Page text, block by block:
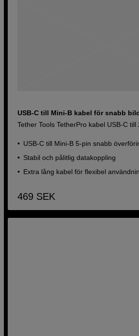
USB-C till Mini-B kabel för snabb
Tether Tools TetherPro kabel USB-C
USB-C till Mini-B 5-pin snabb
Stabil och pålitlig datakoppling
Extra lång kabel för flexibel
469 SEK